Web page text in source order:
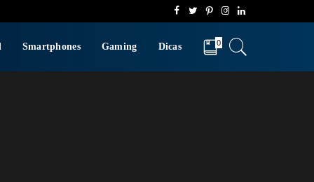
Smartphones Gaming Dicas 0